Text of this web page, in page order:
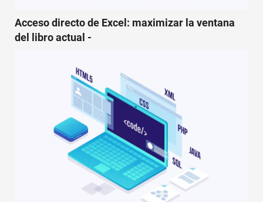
Acceso directo de Excel: maximizar la ventana
del libro actual -